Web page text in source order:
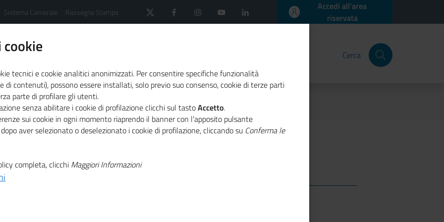
Sistema Camerale Rassegna Stampa
Accedi all'area
riservata
Cerca
2026
tecnici e cookie analitici anonimizzati. Per consentire specifiche funzionalità
di contenuti), possono essere installati, solo previo suo consenso, cookie di terze parti
parte di profilare gli utenti.
senza abilitare i cookie di profilazione clicchi sul tastoAccetto.
sui cookie in ogni momento riaprendo il banner con l'apposito pulsante
aver selezionato o deselezionato i cookie di profilazione, cliccando su Conferma le
completa, clicchi Maggiori Informazioni